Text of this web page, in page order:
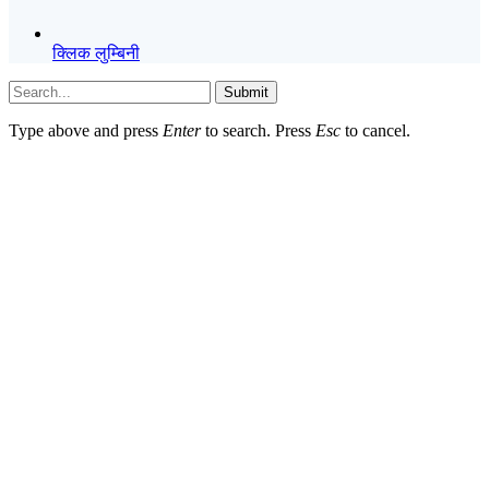
क्लिक लुम्बिनी
Submit
Type above and press Enterto search. Press Esc to cancel.